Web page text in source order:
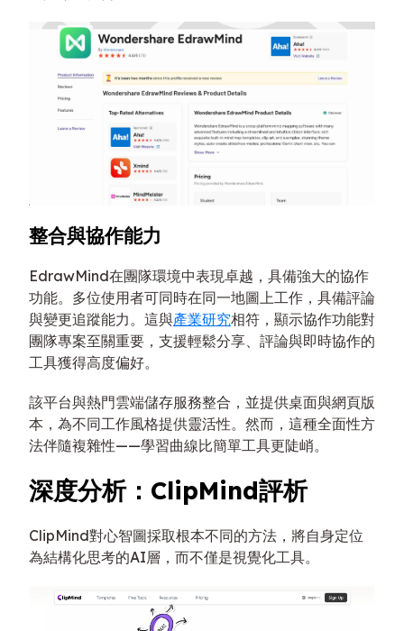
整合與協作能力
EdrawMind在團隊環境中表現卓越，具備強大的協作
功能。多位使用者可同時在同一地圖上工作，具備評論
與變更追蹤能力。這與產業研究相符，顯示協作功能對
團隊專案至關重要，支援輕鬆分享、評論與即時協作的
工具獲得高度偏好。
該平台與熱門雲端儲存服務整合，並提供桌面與網頁版
本，為不同工作風格提供靈活性。然而，這種全面性方
法伴隨複雜性——學習曲線比簡單工具更陡峭。
深度分析：ClipMind評析
ClipMind對心智圖採取根本不同的方法，將自身定位
為結構化思考的AI層，而不僅是視覺化工具。